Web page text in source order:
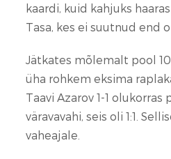
kaardi, kuid kahjuks
Tasa, kes ei suutnud end
Jätkates mõlemalt pool
üha rohkem eksima
Taavi Azarov 1-1
väravavahi, seis oli 1:1.
vaheajale.